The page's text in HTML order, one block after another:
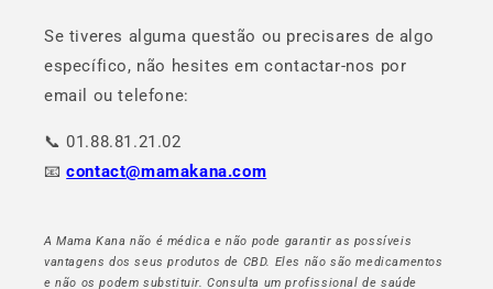
Se tiveres alguma questão ou precisares de algo
específico, não hesites em contactar-nos por
email ou telefone:
📞 01.88.81.21.02
📧contact@mamakana.com
A Mama Kana não é médica e não pode garantir as possíveis
vantagens dos seus produtos de CBD. Eles não são medicamentos
e não os podem substituir. Consulta um profissional de saúde